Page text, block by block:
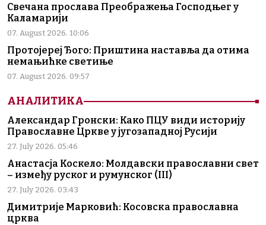
Свечана прослава Преображења Господњег у
Каламарији
07. August 2026. 10:06
Протојереј Ђого: Приштина наставља да отима
немањићке светиње
07. August 2026. 09:57
АНАЛИТИКА
Александар Гронски: Како ПЦУ види историју
Православне Цркве у југозападној Русији
27. July 2026. 05:46
Анастасја Коскело: Молдавски православни свет
– између руског и румунског (III)
27. July 2026. 03:43
Димитрије Марковић: Косовска православна
црква